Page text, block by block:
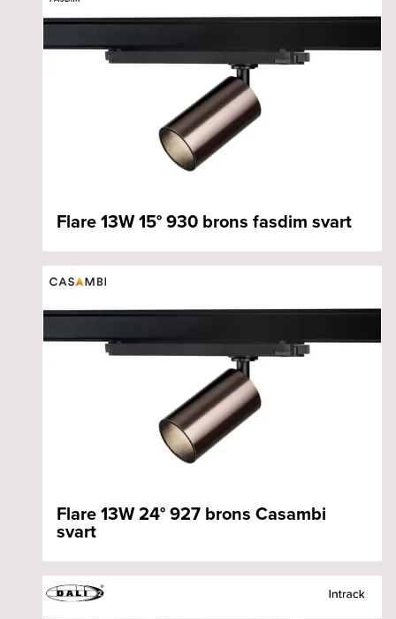
Flare 13W 15° 930 brons fasdim svart
Flare 13W 24° 927 brons Casambi
svart